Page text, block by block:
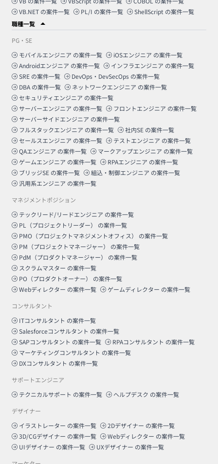
VB.NET の案件一覧 PL/I の案件一覧 ShellScript の案件一覧
職種一覧
PG・SE
モバイルエンジニア の案件一覧 iOSエンジニア の案件一覧
Androidエンジニア の案件一覧 インフラエンジニア の案件一覧
SRE の案件一覧 DevOps・DevSecOps の案件一覧
DBA の案件一覧 ネットワークエンジニア の案件一覧
セキュリティエンジニア の案件一覧
サーバーエンジニア の案件一覧 フロントエンジニア の案件一覧
サーバーサイドエンジニア の案件一覧
フルスタックエンジニア の案件一覧 社内SE の案件一覧
セールスエンジニア の案件一覧 テストエンジニア の案件一覧
QAエンジニア の案件一覧 マークアップエンジニア の案件一覧
ゲームエンジニア の案件一覧 RPAエンジニア の案件一覧
ブリッジSE の案件一覧 組込・制御エンジニア の案件一覧
汎用系エンジニア の案件一覧
マネジメントポジション
テックリード/リードエンジニア の案件一覧
PL（プロジェクトリーダー）
の案件一覧
PMO（プロジェクトマネジメントオフィス）
の案件一覧
PM（プロジェクトマネージャー）
の案件一覧
PdM（プロダクトマネージャー）
の案件一覧
スクラムマスター の案件一覧
PO（プロダクトオーナー）
の案件一覧
Webディレクター の案件一覧 ゲームディレクター の案件一覧
コンサルタント
ITコンサルタント の案件一覧
Salesforceコンサルタント の案件一覧
SAPコンサルタント の案件一覧 RPAコンサルタント の案件一覧
マーケティングコンサルタント の案件一覧
DXコンサルタント の案件一覧
サポートエンジニア
テクニカルサポート の案件一覧 ヘルプデスク の案件一覧
デザイナー
イラストレーター の案件一覧 2Dデザイナー の案件一覧
3D/CGデザイナー の案件一覧 Webディレクター の案件一覧
UIデザイナー の案件一覧 UXデザイナー の案件一覧